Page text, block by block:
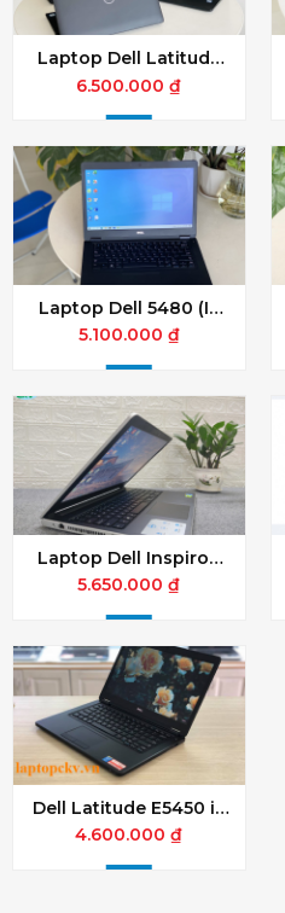
Laptop Dell Latitude
7490 i5 – 8350U/ | RAM
8GB| SSD 256GB| 14.0
FHD| CARD ON
6.500.000 ₫
Laptop Dell 5480 (I5
6300u/8GB/256GB/ON/14.0
5.100.000 ₫
Laptop Dell Inspiron
5559
5.650.000 ₫
Dell Latitude E5450 i5
RAM 4GB SSD 128
4.600.000 ₫